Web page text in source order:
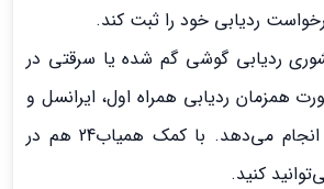
ردیابی خود را ثبت کند.
کشوری ردیابی گوشی گم شده یا سرقتی در
همزمان ردیابی همراه اول، ایرانسل و
رایتل را بدون وقفه انجام می‌دهد. با کمک همیاب24 هم در
کنید.